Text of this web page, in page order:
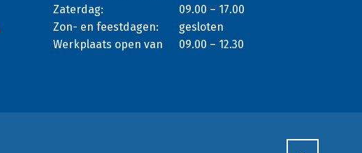
Zaterdag:
09.00 – 17.00
Zon- en feestdagen:
gesloten
Werkplaats open van
09.00 – 12.30